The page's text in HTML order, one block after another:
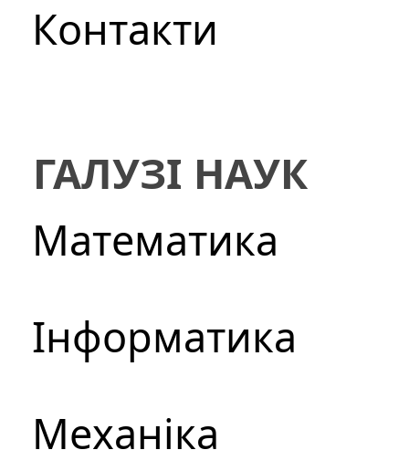
Контакти
ГАЛУЗІ НАУК
Математика
Інформатика
Механіка